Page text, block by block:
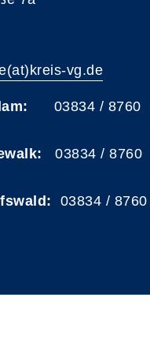
vg.de
03834 / 8760
03834 / 8760
03834 / 8760